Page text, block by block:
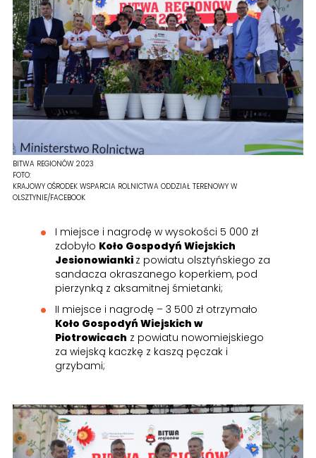
BITWA REGIONÓW 2023
FOTO:
KRAJOWY OŚRODEK WSPARCIA ROLNICTWA ODDZIAŁ TERENOWY W
OLSZTYNIE/FACEBOOK
I miejsce i nagrodę w wysokości 5 000 zł
zdobyło Koło Gospodyń Wiejskich
Jesionowianki z powiatu olsztyńskiego za
sandacza okraszanego koperkiem, pod
pierzynką z aksamitnej śmietanki;
II miejsce i nagrodę – 3 500 zł otrzymało
Koło Gospodyń Wiejskich w
Piotrowicach z powiatu nowomiejskiego
za wiejską kaczkę z kaszą pęczak i
grzybami;